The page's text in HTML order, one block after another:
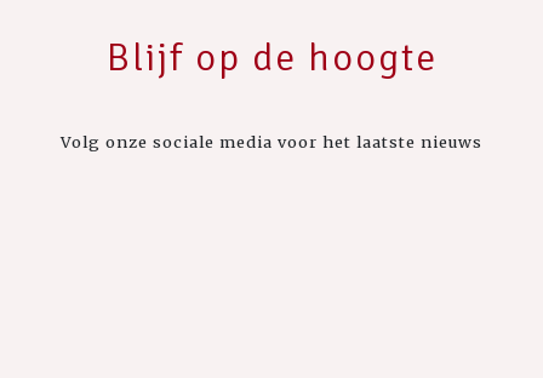
Blijf op de hoogte
Volg onze sociale media voor het laatste nieuws